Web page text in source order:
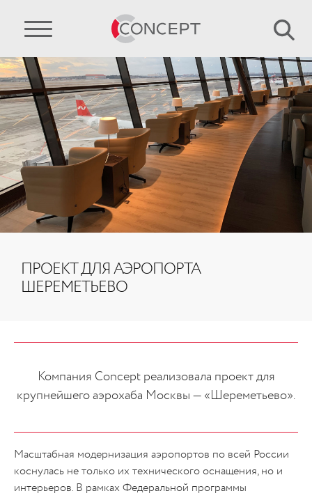
ПРОЕКТ ДЛЯ АЭРОПОРТА
ШЕРЕМЕТЬЕВО
Компания Concept реализовала проект для
крупнейшего аэрохаба Москвы — «Шереметьево».
Масштабная модернизация аэропортов по всей России
коснулась не только их технического оснащения, но и
интерьеров. В рамках Федеральной программы